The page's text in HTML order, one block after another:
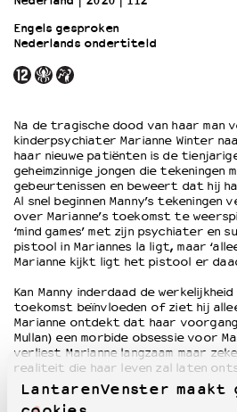
LantarenVenster maakt
OVER LANTARENVENSTER
Wat we doen
Word vriend
Historie
Partners
Huisregels
Privacyverklaring
Integriteits- en gedragscode
Duurzaamheid
Ruimte voor artistieke vrijheid –
Engels gesproken
Nederlands ondertiteld
Na de tragische dood van haar man
kinderpsychiater Marianne Winter
haar nieuwe patiënten is de
geheimzinnige jongen die tekeningen
gebeurtenissen en beweert dat hij
Al snel beginnen Manny’s
over Marianne’s toekomst te
‘mind games’ met zijn psychiater en
pistool in Mariannes la ligt, maar
Marianne kijkt ligt het pistool er
Kan Manny inderdaad de
toekomst beïnvloeden of ziet hij
Marianne ontdekt dat haar
Mullan) een morbide obsessie voor
verliest Marianne langzaam maar
realiteit die haar leven zal laten